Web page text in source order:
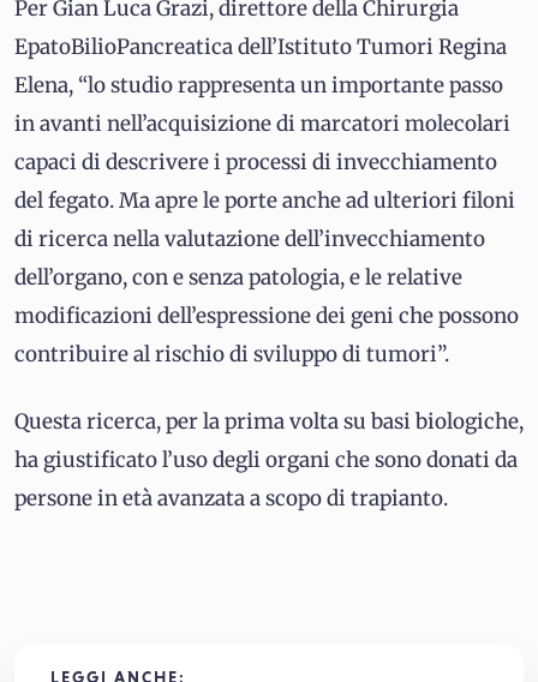
Per Gian Luca Grazi, direttore della Chirurgia
EpatoBilioPancreatica dell’Istituto Tumori Regina
Elena, “lo studio rappresenta un importante passo
in avanti nell’acquisizione di marcatori molecolari
capaci di descrivere i processi di invecchiamento
del fegato. Ma apre le porte anche ad ulteriori filoni
di ricerca nella valutazione dell’invecchiamento
dell’organo, con e senza patologia, e le relative
modificazioni dell’espressione dei geni che possono
contribuire al rischio di sviluppo di tumori”.
Questa ricerca, per la prima volta su basi biologiche,
ha giustificato l’uso degli organi che sono donati da
persone in età avanzata a scopo di trapianto.
LEGGI ANCHE: